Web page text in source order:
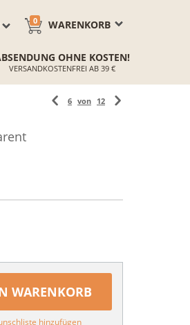
WARENKORB
0
OHNE KOSTEN!
VERSANDKOSTENFREI AB 39 €
6 von 12
WARENKORB
hinzufügen